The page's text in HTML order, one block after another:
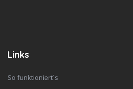
Links
So funktioniert`s